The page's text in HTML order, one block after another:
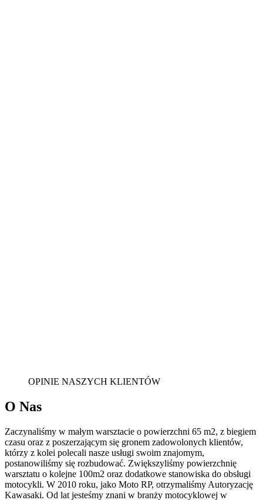
OPINIE NASZYCH KLIENTÓW
O Nas
Zaczynaliśmy w małym warsztacie o powierzchni 65 m2, z biegiem
czasu oraz z poszerzającym się gronem zadowolonych klientów,
którzy z kolei polecali nasze usługi swoim znajomym,
postanowiliśmy się rozbudować. Zwiększyliśmy powierzchnię
warsztatu o kolejne 100m2 oraz dodatkowe stanowiska do obsługi
motocykli. W 2010 roku, jako Moto RP, otrzymaliśmy Autoryzację
Kawasaki. Od lat jesteśmy znani w branży motocyklowej w